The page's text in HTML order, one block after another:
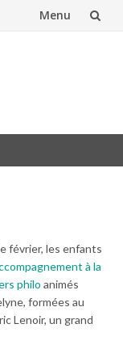
Menu
février, les enfants
à la
philo animés
formées au
Lenoir, un grand